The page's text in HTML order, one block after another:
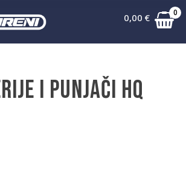
0,00 € 0
i punjači HQ